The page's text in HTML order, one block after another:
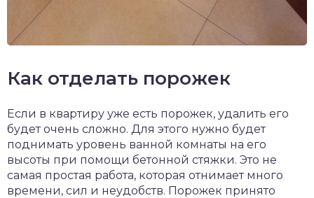
Как отделать порожек
Если в квартиру уже есть порожек, удалить его
будет очень сложно. Для этого нужно будет
поднимать уровень ванной комнаты на его
высоты при помощи бетонной стяжки. Это не
самая простая работа, которая отнимает много
времени, сил и неудобств. Порожек принято